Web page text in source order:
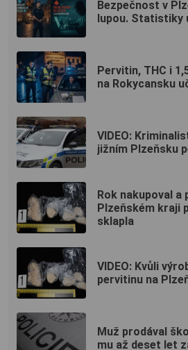
Bezpečnost v
lupou. Statistiky
Pervitin, THC i
na Rokycansku
VIDEO:
jižním Plzeňsku
Rok nakupoval a
Plzeňském kraji
sklapla
VIDEO: Kvůli
pervitinu na
Muž prodával
mu až deset let